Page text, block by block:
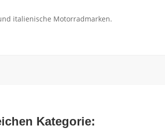
italienische Motorradmarken.
Kategorie: